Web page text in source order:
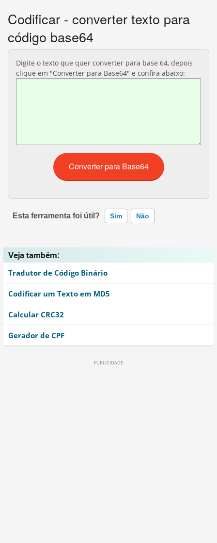
Codificar - converter texto para
código base64
Digite o texto que quer converter para base 64, depois
clique em "Converter para Base64" e confira abaixo:
Esta ferramenta foi útil? Sim Não
Esta ferramenta não funciona corretamente
Outro
Veja também:
Tradutor de Código Binário
Codificar um Texto em MD5
Calcular CRC32
Gerador de CPF